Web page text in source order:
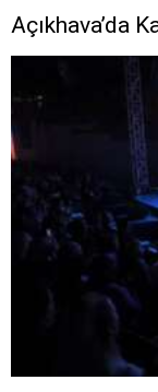
Açıkhava’da